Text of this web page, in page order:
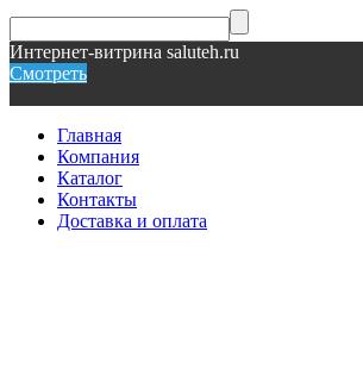
Интернет-витрина saluteh.ru
Смотреть
Главная
Компания
Каталог
Контакты
Доставка и оплата